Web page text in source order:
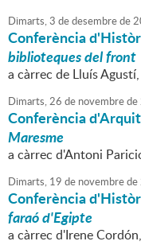
Dimarts,3 dedesembrede
Conferència
biblioteques del front
a càrrec de Lluís
Dimarts,26 de novembrede
Conferència
Maresme
a càrrec d'Antoni
Dimarts, 19 de novembrede
Conferència
faraó d'Egipte
a càrrec d'Irene